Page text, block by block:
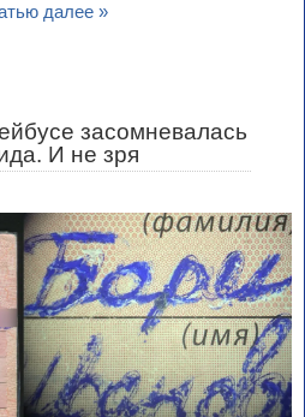
далее »
засомневалась
И не зря